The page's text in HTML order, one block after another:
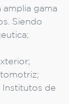
amplia gama
Siendo
Institutos de